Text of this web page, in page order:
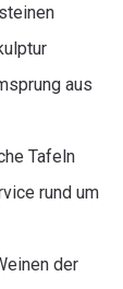
aus
Tafeln
rund um
der